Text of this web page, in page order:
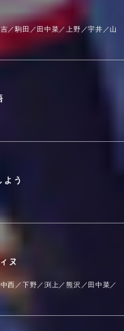
／駒田／田中菜／上野／宇井／山
よう
ヌ
西／下野／渕上／熊沢／田中菜／